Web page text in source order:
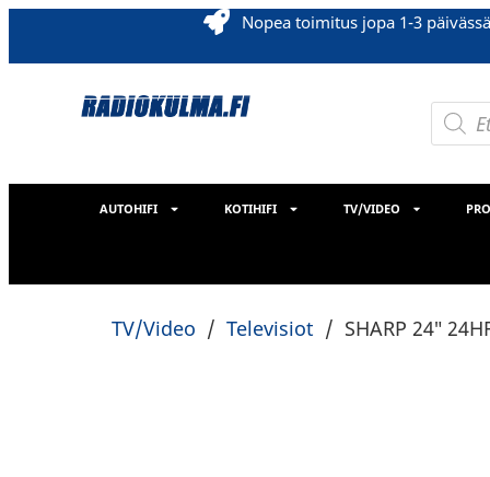
Nopea toimitus jopa 1-3 päivässä
AUTOHIFI KOTIHIFI TV/VIDEO
TV/Video / Televisiot / SHARP 24″